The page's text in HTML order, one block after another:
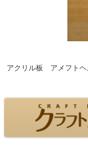
アクリル板 アメフト